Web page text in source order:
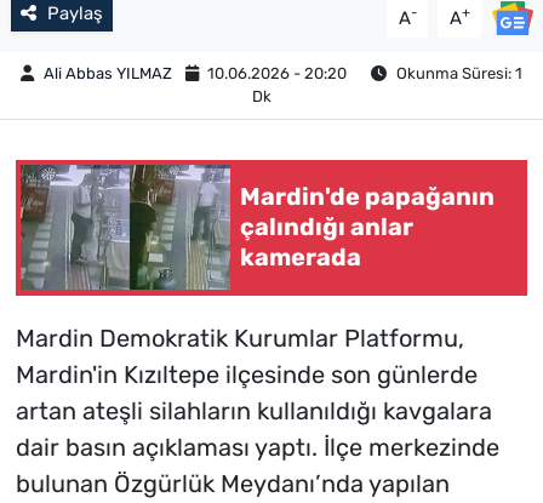
Paylaş A- A+
Ali Abbas YILMAZ 10.06.2026 - 20:20
Okunma Süresi: 1
Dk
Mardin'de papağanın
çalındığı anlar
kamerada
Mardin Demokratik Kurumlar Platformu,
Mardin'in Kızıltepe ilçesinde son günlerde
artan ateşli silahların kullanıldığı kavgalara
dair basın açıklaması yaptı. İlçe merkezinde
bulunan Özgürlük Meydanı’nda yapılan